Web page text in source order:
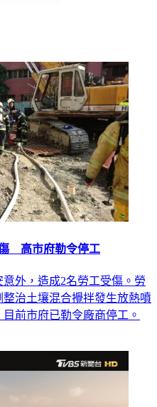
高市府勒令停工
外，造成2名勞工受傷。勞
治土壤混合攪拌發生放熱噴
前市府已勒令廠商停工。